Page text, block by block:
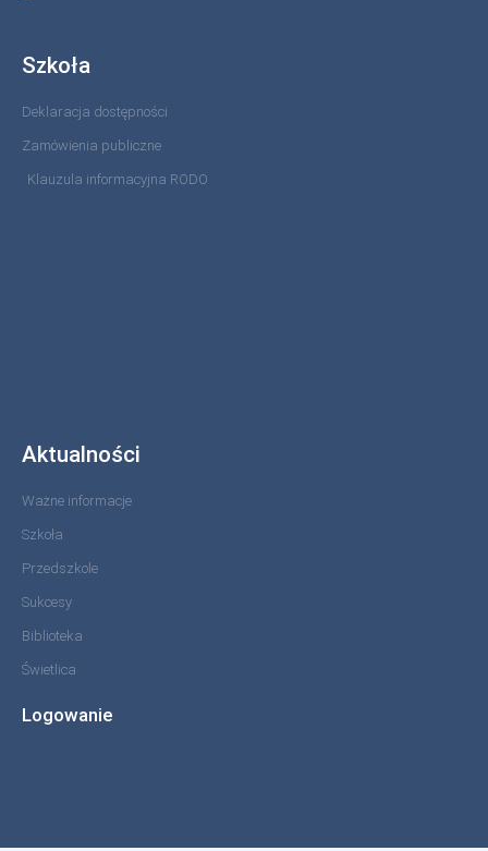
Szkoła
Deklaracja dostępności
Zamówienia publiczne
Klauzula informacyjna RODO
Aktualności
Ważne informacje
Szkoła
Przedszkole
Sukcesy
Biblioteka
Świetlica
Logowanie